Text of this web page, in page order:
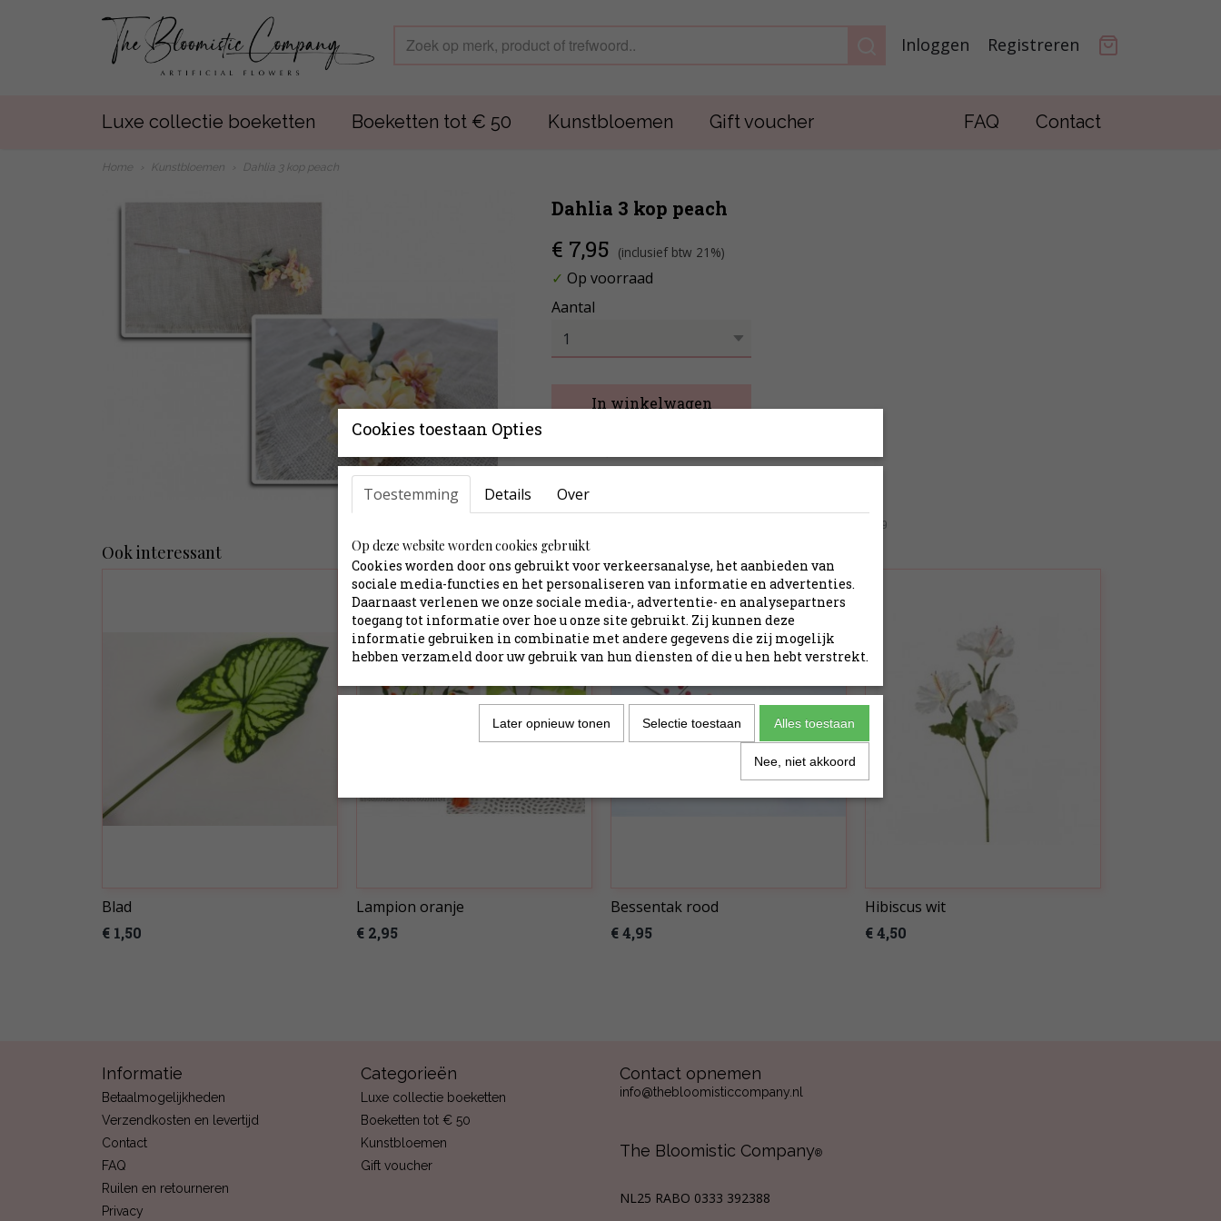
Inloggen Registreren
Contact
FAQ
Luxe collectie boeketten Boeketten tot € 50 Kunstbloemen Gift voucher
Home Kunstbloemen Dahlia 3 kop peach
Dahlia 3 kop peach
€ 7,95 (inclusief btw 21%)
✓ Op voorraad
Aantal
In winkelwagen
Specificaties
ZDB69179
Ook interessant
Blad
€ 1,50
Lampion oranje
€ 2,95
Bessentak rood
€ 4,95
Hibiscus wit
€ 4,50
Informatie
Betaalmogelijkheden
Verzendkosten en levertijd
Contact
FAQ
Ruilen en retourneren
Privacy
Categorieën
Luxe collectie boeketten
Boeketten tot € 50
Kunstbloemen
Gift voucher
Contact opnemen
info@thebloomisticcompany.nl
The Bloomistic Company®
NL25 RABO 0333 392388
Cookies toestaan Opties
Toestemming Details Over
Op deze website worden cookies gebruikt
Cookies worden door ons gebruikt voor verkeersanalyse, het aanbieden van
sociale media-functies en het personaliseren van informatie en advertenties.
Daarnaast verlenen we onze sociale media-, advertentie- en analysepartners
toegang tot informatie over hoe u onze site gebruikt. Zij kunnen deze
informatie gebruiken in combinatie met andere gegevens die zij mogelijk
hebben verzameld door uw gebruik van hun diensten of die u hen hebt verstrekt.
Later opnieuw tonen Selectie toestaan Alles toestaan
Nee, niet akkoord